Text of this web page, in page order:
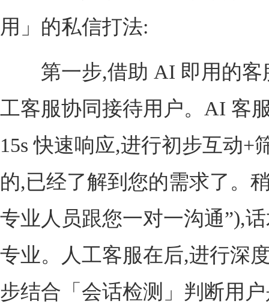
用」的私信打法:
第一步,借助 AI 即用的客
工客服协同接待用户。AI 客
15s 快速响应,进行初步互动+
的,已经了解到您的需求了。
专业人员跟您一对一沟通”),
专业。人工客服在后,进行深
步结合「会话检测」判断用